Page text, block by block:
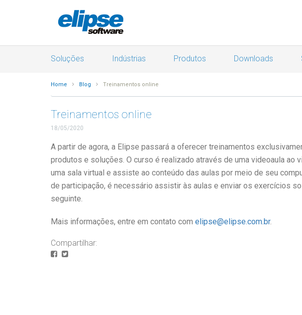
Soluções Indústrias Produtos Downloads
Home Blog Treinamentos online
Treinamentos online
18/05/2020
A partir de agora, a Elipse passará a oferecer treinamentos
produtos e soluções. O curso é realizado através de uma videoaula ao
uma sala virtual e assiste ao conteúdo das aulas por meio de seu
de participação, é necessário assistir às aulas e enviar os exercícios
seguinte.
Mais informações, entre em contato com elipse@elipse.com.br.
Compartilhar: